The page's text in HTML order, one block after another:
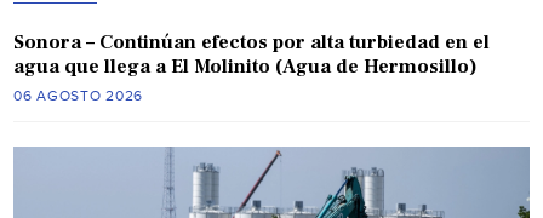
Sonora – Continúan efectos por alta turbiedad en el
agua que llega a El Molinito (Agua de Hermosillo)
06 AGOSTO 2026